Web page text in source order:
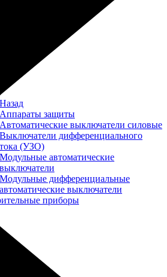
Назад
Аппараты защиты
Автоматические выключатели силовые
Выключатели дифференциального
тока (УЗО)
Модульные автоматические
выключатели
Модульные дифференциальные
автоматические выключатели
приборы